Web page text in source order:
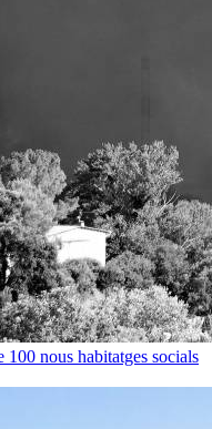
100 nous habitatges socials